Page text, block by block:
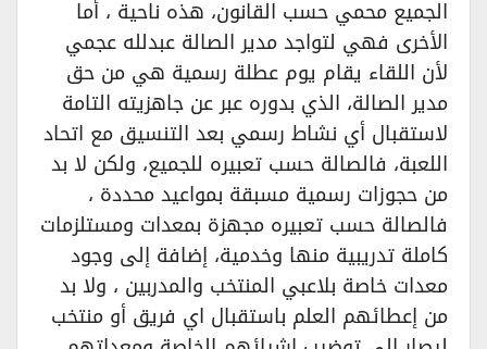
الجميع محمي حسب القانون، هذه ناحية ، أما
الأخرى فهي لتواجد مدير الصالة عبدلله عجمي
لأن اللقاء يقام يوم عطلة رسمية هي من حق
مدير الصالة، الذي بدوره عبر عن جاهزيته التامة
لاستقبال أي نشاط رسمي بعد التنسيق مع اتحاد
اللعبة، فالصالة حسب تعبيره للجميع، ولكن لا بد
من حجوزات رسمية مسبقة بمواعيد محددة ،
فالصالة حسب تعبيره مجهزة بمعدات ومستلزمات
كاملة تدريبية منها وخدمية، إضافة إلى وجود
معدات خاصة بلاعبي المنتخب والمدربين ، ولا بد
من إعطائهم العلم باستقبال اي فريق أو منتخب